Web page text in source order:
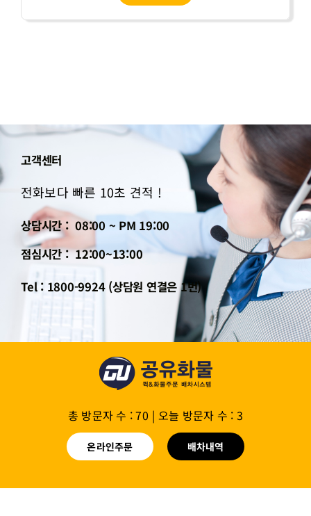
고객센터
전화보다 빠른 10초 견적 !
상담시간 : 08:00 ~ PM 19:00
점심시간 : 12:00~13:00
Tel : 1800-9924 (상담원 연결은 1번)
총 방문자 수 : 70 | 오늘 방문자 수 : 3
온라인주문 배차내역